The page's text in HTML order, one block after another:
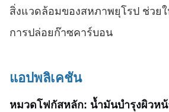
สิ่งแวดล้อมของสหภาพยุโรป ช่วย
การปล่อยก๊าซคาร์บอน
แอปพลิเคชัน
หมวดโฟกัสหลัก: น้ำมันบำรุงผิวห